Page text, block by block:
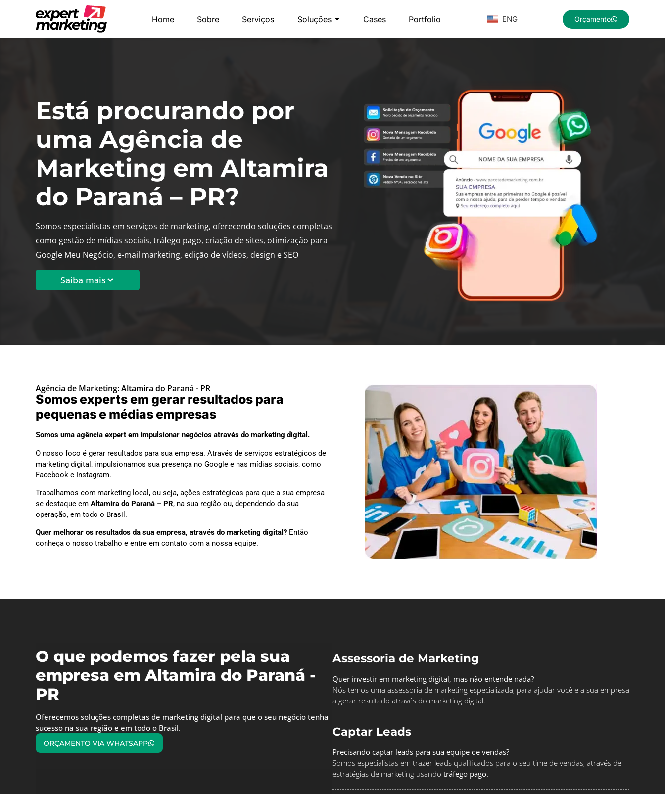
Home Sobre Serviços Soluções Cases Portfolio ENG Orçamento
Está procurando por
uma Agência de
Marketing em Altamira
do Paraná – PR?
Somos especialistas em serviços de marketing, oferecendo soluções completas
como gestão de mídias sociais, tráfego pago, criação de sites, otimização para
Google Meu Negócio, e-mail marketing, edição de vídeos, design e SEO
Saiba mais
Agência de Marketing: Altamira do Paraná - PR
Somos experts em gerar resultados para
pequenas e médias empresas
Somos uma agência expert em impulsionar negócios através do marketing digital.
O nosso foco é gerar resultados para sua empresa. Através de serviços estratégicos de
marketing digital, impulsionamos sua presença no Google e nas mídias sociais, como
Facebook e Instagram.
Trabalhamos com marketing local, ou seja, ações estratégicas para que a sua empresa
se destaque em Altamira do Paraná – PR, na sua região ou, dependendo da sua
operação, em todo o Brasil.
Quer melhorar os resultados da sua empresa, através do marketing digital? Então
conheça o nosso trabalho e entre em contato com a nossa equipe.
O que podemos fazer pela sua
empresa em Altamira do Paraná -
PR
Oferecemos soluções completas de marketing digital para que o seu negócio tenha
sucesso na sua região e em todo o Brasil.
ORÇAMENTO VIA WHATSAPP
Assessoria de Marketing
Quer investir em marketing digital, mas não entende nada?
Nós temos uma assessoria de marketing especializada, para ajudar você e a sua empresa
a gerar resultado através do marketing digital.
Captar Leads
Precisando captar leads para sua equipe de vendas?
Somos especialistas em trazer leads qualificados para o seu time de vendas, através de
estratégias de marketing usando tráfego pago.